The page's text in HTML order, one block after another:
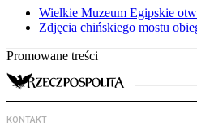
Wielkie Muzeum Egipskie
Zdjęcia chińskiego mostu
Promowane treści
KONTAKT